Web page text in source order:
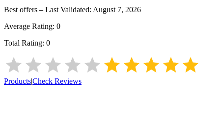
Best offers – Last Validated: August 7, 2026
Average Rating: 0
Total Rating: 0
Products|Check Reviews